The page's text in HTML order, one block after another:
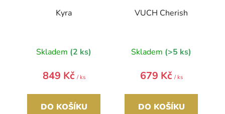
Kyra
Skladem (2 ks)
849 Kč / ks
DO KOŠÍKU
VUCH Cherish
Skladem (>5 ks)
679 Kč / ks
DO KOŠÍKU